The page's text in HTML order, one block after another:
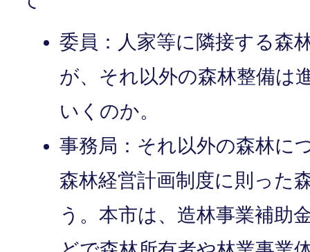
委員：人家等に隣接する森
が、それ以外の森林整備は
いくのか。
事務局：それ以外の森林に
森林経営計画制度に則った
う。本市は、造林事業補助